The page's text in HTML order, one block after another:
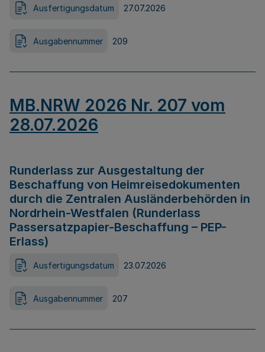
Ausfertigungsdatum 27.07.2026
Ausgabennummer 209
MB.NRW 2026 Nr. 207 vom
28.07.2026
Runderlass zur Ausgestaltung der
Beschaffung von Heimreisedokumenten
durch die Zentralen Ausländerbehörden in
Nordrhein-Westfalen (Runderlass
Passersatzpapier-Beschaffung – PEP-
Erlass)
Ausfertigungsdatum 23.07.2026
Ausgabennummer 207